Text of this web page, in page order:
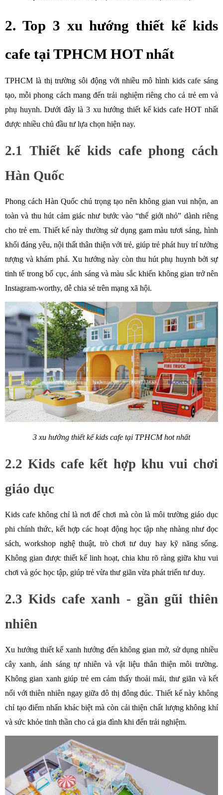
2. Top 3 xu hướng thiết kế kids
cafe tại TPHCM HOT nhất
TPHCM là thị trường sôi động với nhiều mô hình kids cafe sáng
tạo, mỗi phong cách mang đến trải nghiệm riêng cho cả trẻ em và
phụ huynh. Dưới đây là 3 xu hướng thiết kế kids cafe HOT nhất
được nhiều chủ đầu tư lựa chọn hiện nay.
2.1 Thiết kế kids cafe phong cách
Hàn Quốc
Phong cách Hàn Quốc chú trọng tạo nên không gian vui nhộn, an
toàn và thu hút cảm giác như bước vào “thế giới nhỏ” dành riêng
cho trẻ em. Thiết kế này thường sử dụng gam màu tươi sáng, hình
khối đáng yêu, nội thất thân thiện với trẻ, giúp trẻ phát huy trí tưởng
tượng và khám phá. Xu hướng này còn thu hút phụ huynh bởi sự
tinh tế trong bố cục, ánh sáng và màu sắc khiến không gian trở nên
Instagram-worthy, dễ chia sẻ trên mạng xã hội.
3 xu hướng thiết kế kids cafe tại TPHCM hot nhất
2.2 Kids cafe kết hợp khu vui chơi
giáo dục
Kids cafe không chỉ là nơi để chơi mà còn là môi trường giáo dục
phi chính thức, kết hợp các hoạt động học tập nhẹ nhàng như đọc
sách, workshop nghệ thuật, trò chơi tư duy hay kỹ năng sống.
Không gian được thiết kế linh hoạt, chia khu rõ ràng giữa khu vui
chơi và góc học tập, giúp trẻ vừa thư giãn vừa phát triển tư duy.
2.3 Kids cafe xanh - gần gũi thiên
nhiên
Xu hướng thiết kế xanh hướng đến không gian mở, sử dụng nhiều
cây xanh, ánh sáng tự nhiên và vật liệu thân thiện môi trường.
Không gian xanh giúp trẻ em cảm thấy thoải mái, thư giãn và kết
nối với thiên nhiên ngay giữa đô thị đông đúc. Thiết kế này không
chỉ tạo điểm nhấn khác biệt mà còn cải thiện chất lượng không khí
và sức khỏe tinh thần cho cả gia đình khi đến trải nghiệm.